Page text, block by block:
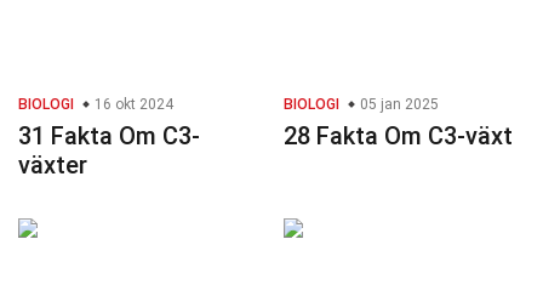
BIOLOGI 16 okt 2024
31 Fakta Om C3-
växter
BIOLOGI 05 jan 2025
28 Fakta Om C3-växt